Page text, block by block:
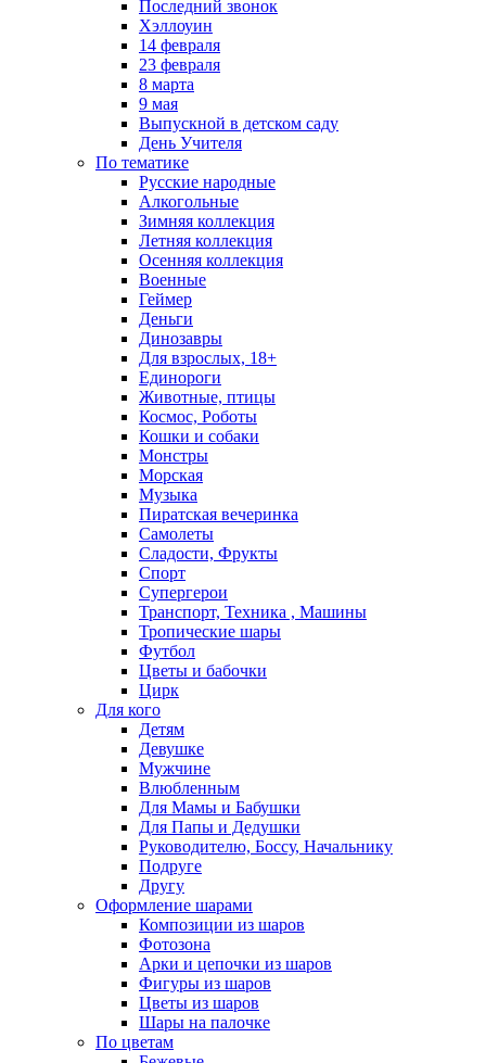
Последний звонок
Хэллоуин
14 февраля
23 февраля
8 марта
9 мая
Выпускной в детском саду
День Учителя
По тематике
Русские народные
Алкогольные
Зимняя коллекция
Летняя коллекция
Осенняя коллекция
Военные
Геймер
Деньги
Динозавры
Для взрослых, 18+
Единороги
Животные, птицы
Космос, Роботы
Кошки и собаки
Монстры
Морская
Музыка
Пиратская вечеринка
Самолеты
Сладости, Фрукты
Спорт
Супергерои
Транспорт, Техника , Машины
Тропические шары
Футбол
Цветы и бабочки
Цирк
Для кого
Детям
Девушке
Мужчине
Влюбленным
Для Мамы и Бабушки
Для Папы и Дедушки
Руководителю, Боссу, Начальнику
Подруге
Другу
Оформление шарами
Композиции из шаров
Фотозона
Арки и цепочки из шаров
Фигуры из шаров
Цветы из шаров
Шары на палочке
По цветам